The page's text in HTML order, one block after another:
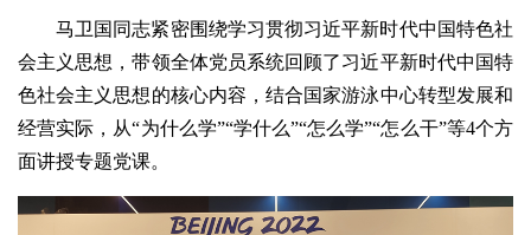
马卫国同志紧密围绕学习贯彻习近平新时代中国特色社
会主义思想，带领全体党员系统回顾了习近平新时代中国特
色社会主义思想的核心内容，结合国家游泳中心转型发展和
经营实际，从“为什么学”“学什么”“怎么学”“怎么干”等4个方
面讲授专题党课。